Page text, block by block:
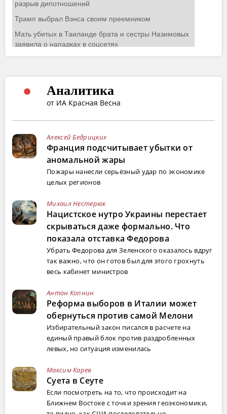
Аналитика
от ИА Красная Весна
Алексей Бедрицких
Франция подсчитывает убытки от
аномальной жары
Пожары нанесли серьёзный удар по экономике
целых регионов
Михаил Нестерюк
Нацистское нутро Украины перестает
скрываться даже формально. Что
показала отставка Федорова
Убрать Федорова для Зеленского оказалось вдруг
так важно, что он готов был для этого грохнуть
весь кабинет министров
Антон Копнин
Реформа выборов в Италии может
обернуться против самой Мелони
Избирательный закон писался в расчете на
единый правый блок против раздробленных
левых, но ситуация изменилась
Максим Карев
Суета в Сеуте
Если посмотреть на то, что происходит на
Ближнем Востоке с точки зрения геоэкономики,